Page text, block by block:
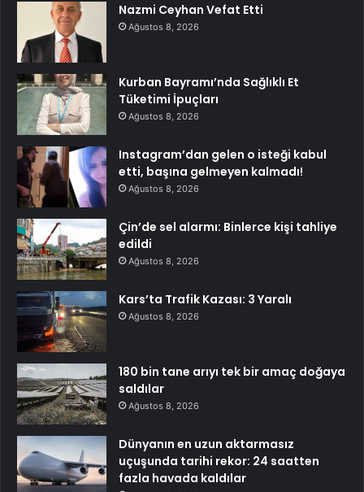
Nazmi Ceyhan Vefat Etti
Ağustos 8, 2026
Kurban Bayramı’nda Sağlıklı Et
Tüketimi İpuçları
Ağustos 8, 2026
Instagram’dan gelen o isteği kabul
etti, başına gelmeyen kalmadı!
Ağustos 8, 2026
Çin’de sel alarmı: Binlerce kişi tahliye
edildi
Ağustos 8, 2026
Kars’ta Trafik Kazası: 3 Yaralı
Ağustos 8, 2026
180 bin tane arıyı tek bir amaç doğaya
saldılar
Ağustos 8, 2026
Dünyanın en uzun aktarmasız
uçuşunda tarihi rekor: 24 saatten
fazla havada kaldılar